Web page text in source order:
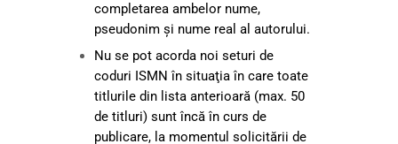
completarea ambelor nume,
pseudonim şi nume real al autorului.
Nu se pot acorda noi seturi de
coduri ISMN în situaţia în care toate
titlurile din lista anterioară (max. 50
de titluri) sunt încă în curs de
publicare, la momentul solicitării de